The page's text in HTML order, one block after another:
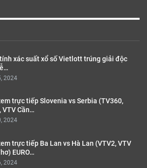
xác suất xổ số Vietlott trúng giải độc
2024
trực tiếp Slovenia vs Serbia (TV360,
VTV Cần…
2024
trực tiếp Ba Lan vs Hà Lan (VTV2, VTV
EURO…
2024